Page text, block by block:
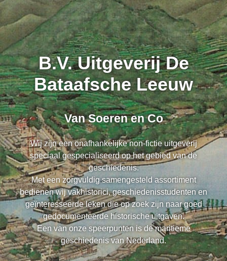
B.V. Uitgeverij De
Bataafsche Leeuw
Van Soeren en Co
Wij zijn een onafhankelijke non-fictie uitgeverij
speciaal gespecialiseerd op het gebied van de
geschiedenis.
Met een zorgvuldig samengesteld assortiment
bedienen wij vakhistorici, geschiedenisstudenten en
geïnteresseerde leken die op zoek zijn naar goed
gedocumenteerde historische uitgaven.
Een van onze speerpunten is de maritieme
geschiedenis van Nederland.